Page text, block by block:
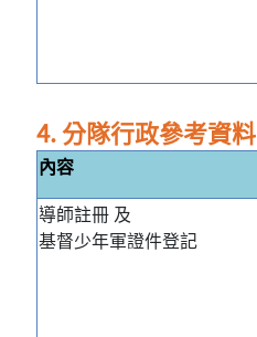
4. 分隊行政參考資料
內容
導師註冊 及
基督少年軍證件登記